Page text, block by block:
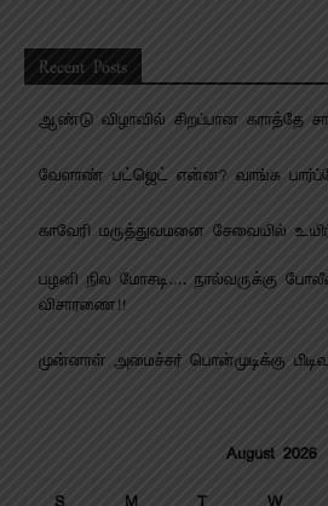
Recent Posts
ஆண்டு விழாவில் சிறப்பான கராத்தே
வேளாண் பட்ஜெட் என்ன? வாங்க
காவேரி மருத்துவமனை சேவையில்
பழனி நில மோசடி…. நால்வருக்கு
விசாரணை!!
முன்னாள் அமைச்சர் பொன்முடிக்கு
August 2026